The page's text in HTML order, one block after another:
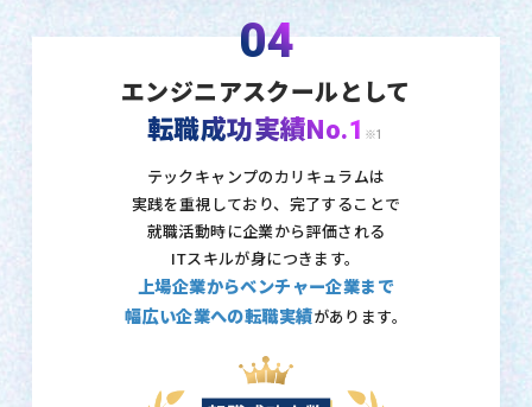
04
エンジニアスクールとして
転職成功実績No.1 ※1
テックキャンプのカリキュラムは
実践を重視しており、 完了することで
就職活動時に企業から評価される
ITスキルが身につきます。
上場企業からベンチャー企業まで
幅広い企業への転職実績があります。